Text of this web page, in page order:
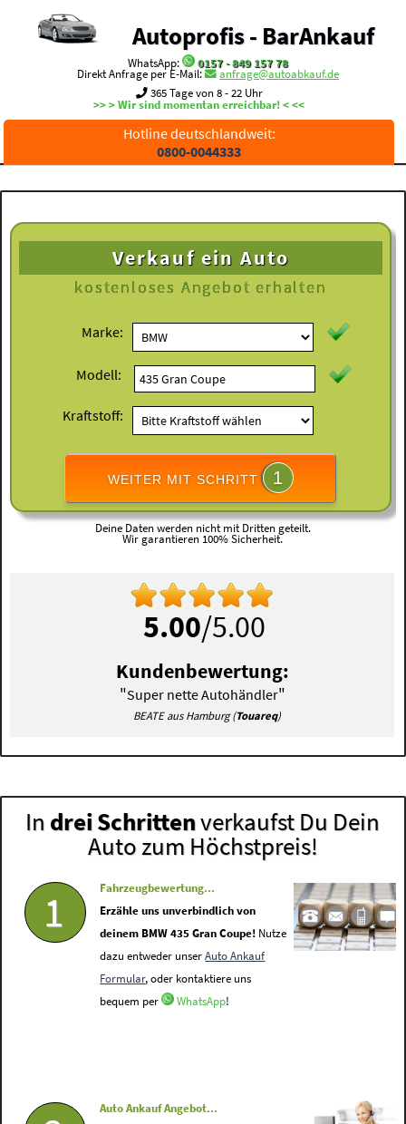
Autoprofis - BarAnkauf
WhatsApp:
0157 - 849 157 78
Direkt Anfrage per E-Mail:
anfrage@autoabkauf.de
365 Tage von 8 - 22 Uhr
>> > Wir sind momentan erreichbar! < <<
Hotline deutschlandweit:
0800-0044333
Verkauf ein Auto
kostenloses Angebot erhalten
Marke:
Modell:
Kraftstoff:
WEITER MIT SCHRITT 1
Deine Daten werden nicht mit Dritten geteilt.
Wir garantieren 100% Sicherheit.
5.00/5.00
Kundenbewertung:
"Super nette Autohändler"
BEATE aus Hamburg (Touareq)
In drei Schrittenverkaufst Du Dein
Auto zum Höchstpreis!
1
Fahrzeugbewertung...
Erzähle uns unverbindlich von
deinem BMW 435 Gran Coupe! Nutze
dazu entweder unserAuto Ankauf
Formular, oder kontaktiere uns
bequem per
WhatsApp!
Auto Ankauf Angebot...